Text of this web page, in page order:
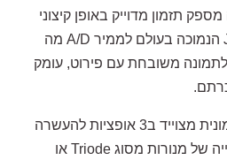
תזמון מדוייק באופן קיצוני
המספק את מדידת הJitter הנמוכה בעולם לממיר A/D מה
משובחת עם פירוט, עומק
מנוע הDSP להעשרה הרמונית מצוייד ב3 אופציות להעשרה
הרמונית לבחירה בין הדמייה של מנורות מסוג Triode או